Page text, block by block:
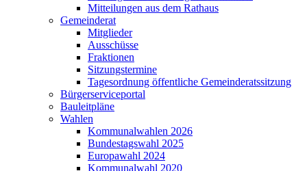
Mitteilungen aus dem Rathaus
Gemeinderat
Mitglieder
Ausschüsse
Fraktionen
Sitzungstermine
Tagesordnung öffentliche Gemeinderatssitzung
Bürgerserviceportal
Bauleitpläne
Wahlen
Kommunalwahlen 2026
Bundestagswahl 2025
Europawahl 2024
Kommunalwahl 2020